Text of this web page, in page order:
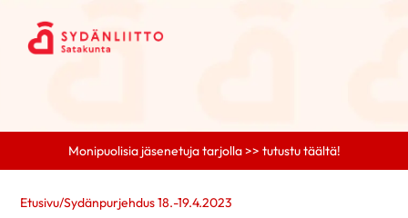
Monipuolisia jäsenetuja tarjolla >> tutustu täältä!
Etusivu/Sydänpurjehdus 18.-19.4.2023